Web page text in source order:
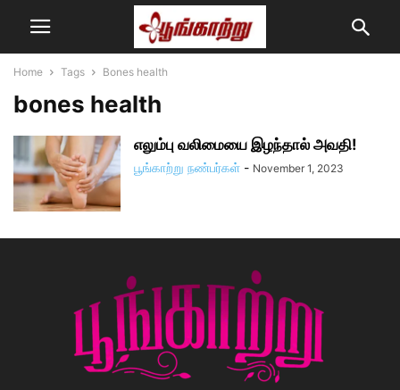
Home Tags Bones health
bones health
எலும்பு வலிமையை இழந்தால் அவதி!
பூங்காற்று நண்பர்கள் - November 1, 2023